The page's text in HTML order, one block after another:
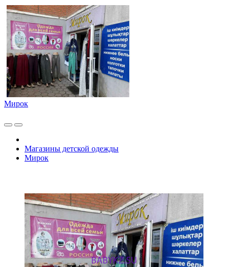
Мирок
Магазины детской одежды
Мирок